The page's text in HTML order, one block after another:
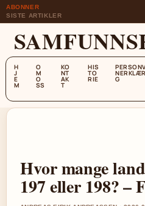
ABONNER
SISTE ARTIKLER
H
J
E
M
O
M
O
SS
KO
NT
AK
T
HIS
TO
RIE G
Hvor mange
197 eller 198? –